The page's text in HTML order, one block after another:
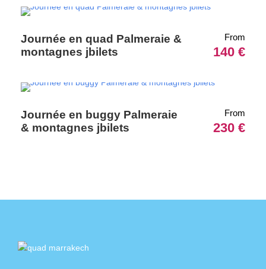
Journée en quad Palmeraie &
montagnes jbilets
From
140 €
Journée en buggy Palmeraie
& montagnes jbilets
From
230 €